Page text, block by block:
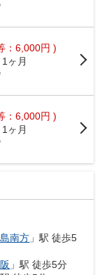
：6,000円 )
1ヶ月
：6,000円 )
1ヶ月
南方 」駅 徒歩5
」駅 徒歩5分